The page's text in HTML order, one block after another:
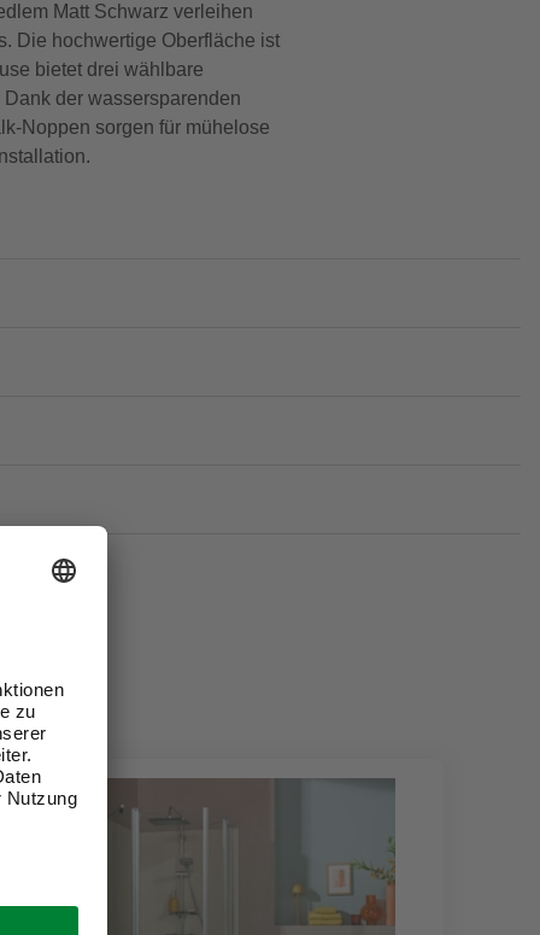
Matt Schwarz verleihen
Die hochwertige Oberfläche ist
bietet drei wählbare
der wassersparenden
Noppen sorgen für mühelose